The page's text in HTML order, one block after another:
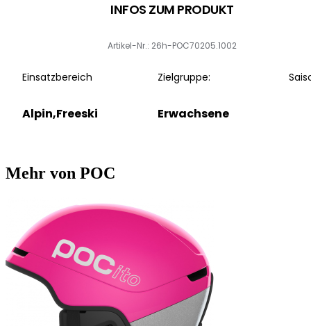
INFOS ZUM PRODUKT
Artikel-Nr.: 26h-POC70205.1002
Einsatzbereich
Alpin,Freeski
Zielgruppe:
Erwachsene
Mehr von POC